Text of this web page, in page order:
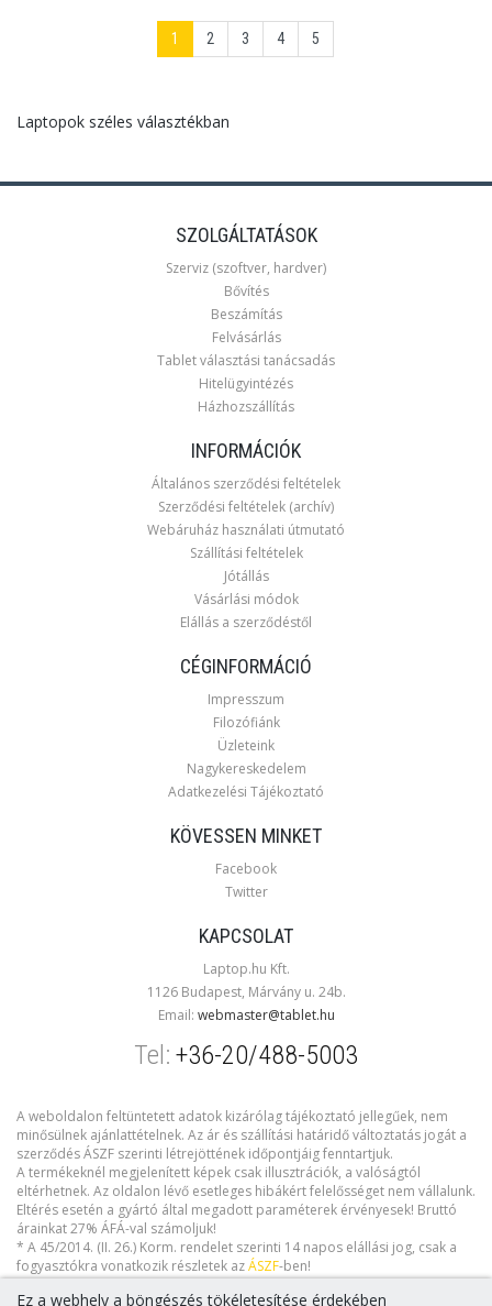
1 2 3 4 5
Laptopok széles választékban
SZOLGÁLTATÁSOK
Szerviz (szoftver, hardver)
Bővítés
Beszámítás
Felvásárlás
Tablet választási tanácsadás
Hitelügyintézés
Házhozszállítás
INFORMÁCIÓK
Általános szerződési feltételek
Szerződési feltételek (archív)
Webáruház használati útmutató
Szállítási feltételek
Jótállás
Vásárlási módok
Elállás a szerződéstől
CÉGINFORMÁCIÓ
Impresszum
Filozófiánk
Üzleteink
Nagykereskedelem
Adatkezelési Tájékoztató
KÖVESSEN MINKET
Facebook
Twitter
KAPCSOLAT
Laptop.hu Kft.
1126 Budapest, Márvány u. 24b.
Email: webmaster@tablet.hu
Tel: +36-20/488-5003
A weboldalon feltüntetett adatok kizárólag tájékoztató jellegűek, nem
minősülnek ajánlattételnek. Az ár és szállítási határidő változtatás jogát a
szerződés ÁSZF szerinti létrejöttének időpontjáig fenntartjuk.
A termékeknél megjelenített képek csak illusztrációk, a valóságtól
eltérhetnek. Az oldalon lévő esetleges hibákért felelősséget nem vállalunk.
Eltérés esetén a gyártó által megadott paraméterek érvényesek! Bruttó
árainkat 27% ÁFÁ-val számoljuk!
* A 45/2014. (II. 26.) Korm. rendelet szerinti 14 napos elállási jog, csak a
fogyasztókra vonatkozik részletek azÁSZF-ben!
Ez a webhely a böngészés tökéletesítése érdekében